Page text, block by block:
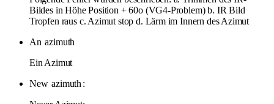
Bildes in Höhe Position + 60o (VG4-Problem) b. IR Bild
Tropfen raus c. Azimut stop d. Lärm im Innern des Azimut
An azimuth
Ein Azimut
New azimuth :